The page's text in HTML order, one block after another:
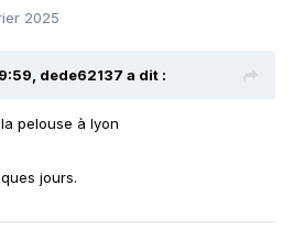
2025
dede62137 a dit :
pelouse à lyon
jours.